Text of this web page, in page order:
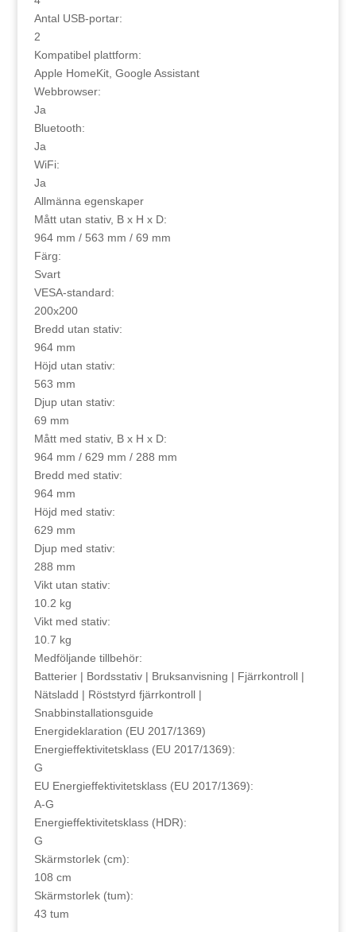
Antal USB-portar:
2
Kompatibel plattform:
Apple HomeKit, Google Assistant
Webbrowser:
Ja
Bluetooth:
Ja
WiFi:
Ja
Allmänna egenskaper
Mått utan stativ, B x H x D:
964 mm / 563 mm / 69 mm
Färg:
Svart
VESA-standard:
200x200
Bredd utan stativ:
964 mm
Höjd utan stativ:
563 mm
Djup utan stativ:
69 mm
Mått med stativ, B x H x D:
964 mm / 629 mm / 288 mm
Bredd med stativ:
964 mm
Höjd med stativ:
629 mm
Djup med stativ:
288 mm
Vikt utan stativ:
10.2 kg
Vikt med stativ:
10.7 kg
Medföljande tillbehör:
Batterier | Bordsstativ | Bruksanvisning | Fjärrkontroll |
Nätsladd | Röststyrd fjärrkontroll |
Snabbinstallationsguide
Energideklaration (EU 2017/1369)
Energieffektivitetsklass (EU 2017/1369):
G
EU Energieffektivitetsklass (EU 2017/1369):
A-G
Energieffektivitetsklass (HDR):
G
Skärmstorlek (cm):
108 cm
Skärmstorlek (tum):
43 tum